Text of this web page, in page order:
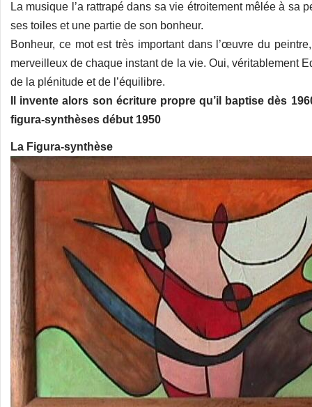
La musique l’a rattrapé dans sa vie étroitement mêlée à sa
ses toiles et une partie de son bonheur.
Bonheur, ce mot est très important dans l’œuvre du
merveilleux de chaque instant de la vie. Oui, véritablement
de la plénitude et de l’équilibre.
Il invente alors son écriture propre qu’il baptise dès
figura-synthèses début 1950
La Figura-synthèse